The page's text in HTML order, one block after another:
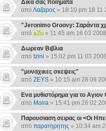
Δικα σας ποιηματα
από Λαζαρος » 18:10 pm 18 11
"Jeronimo Groovy: Σαράντα
από aZu» 11:45 am 16 03 2008
Δωρεαν Βιβλια
από tzini » 15:02 pm 11 03 2008
"μοναχικες σκεψεις"
από ZEYS» 10:15 am 28 09
Ενα μυθιστόρημα για το Αγιον
από Moira» 15:41 pm 26 02
Παρουσιαση σειρας οι <Οι
από παρατηρητης » 10:34 am